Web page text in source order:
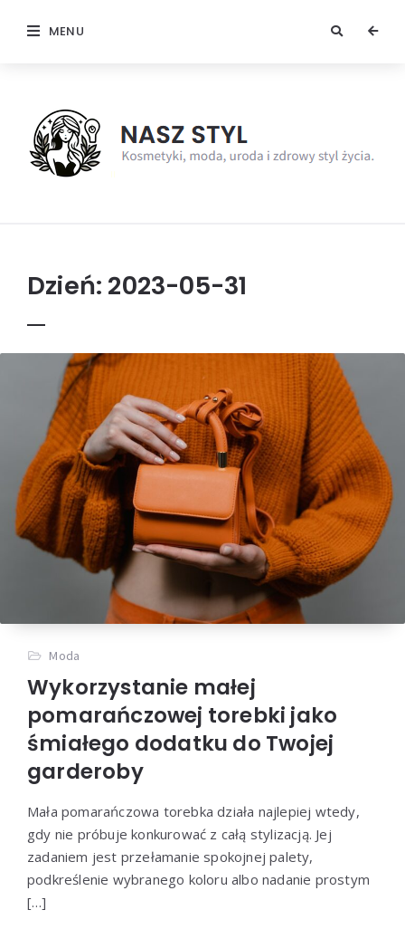
MENU
Dzień: 2023-05-31
Moda
Wykorzystanie małej
pomarańczowej torebki jako
śmiałego dodatku do Twojej
garderoby
Mała pomarańczowa torebka działa najlepiej wtedy,
gdy nie próbuje konkurować z całą stylizacją. Jej
zadaniem jest przełamanie spokojnej palety,
podkreślenie wybranego koloru albo nadanie prostym
[…]